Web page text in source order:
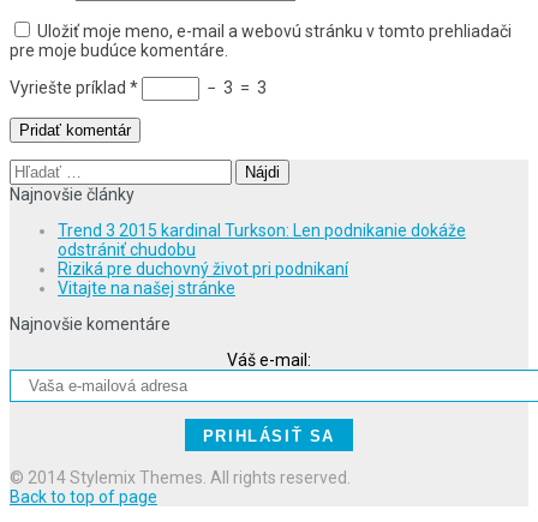
Uložiť moje meno, e-mail a webovú stránku v tomto prehliadači
pre moje budúce komentáre.
Vyriešte príklad * − 3 = 3
Hľadať:
Najnovšie články
Trend 3 2015 kardinal Turkson: Len podnikanie dokáže
odstrániť chudobu
Riziká pre duchovný život pri podnikaní
Vitajte na našej stránke
Najnovšie komentáre
Váš e-mail:
© 2014 Stylemix Themes. All rights reserved.
Back to top of page